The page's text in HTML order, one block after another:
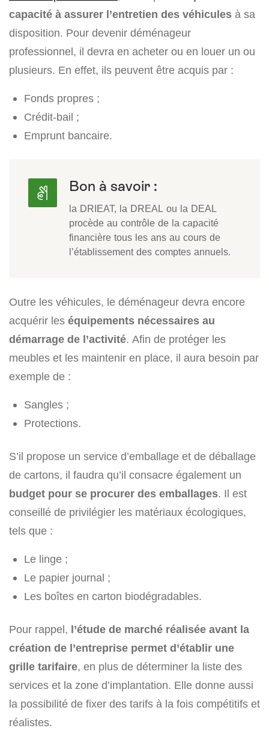
capacité à assurer l’entretien des véhicules à sa
disposition. Pour devenir déménageur
professionnel, il devra en acheter ou en louer un ou
plusieurs. En effet, ils peuvent être acquis par :
Fonds propres ;
Crédit-bail ;
Emprunt bancaire.
Bon à savoir :
la DRIEAT, la DREAL ou la DEAL
procède au contrôle de la capacité
financière tous les ans au cours de
l’établissement des comptes annuels.
Outre les véhicules, le déménageur devra encore
acquérir les équipements nécessaires au
démarrage de l’activité. Afin de protéger les
meubles et les maintenir en place, il aura besoin par
exemple de :
Sangles ;
Protections.
S’il propose un service d’emballage et de déballage
de cartons, il faudra qu’il consacre également un
budget pour se procurer des emballages. Il est
conseillé de privilégier les matériaux écologiques,
tels que :
Le linge ;
Le papier journal ;
Les boîtes en carton biodégradables.
Pour rappel, l’étude de marché réalisée avant la
création de l’entreprise permet d’établir une
grille tarifaire, en plus de déterminer la liste des
services et la zone d’implantation. Elle donne aussi
la possibilité de fixer des tarifs à la fois compétitifs et
réalistes.